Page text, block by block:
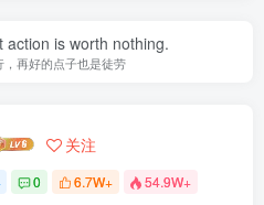
action is worth nothing.
再好的点子也是徒劳
关注
0 6.7W+ 54.9W+